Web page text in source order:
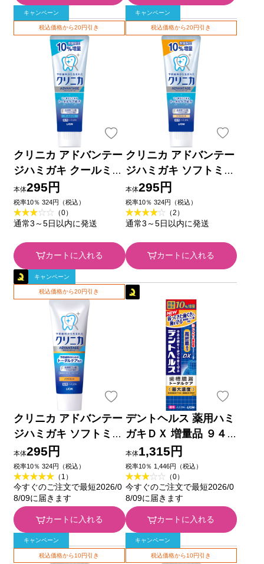
キャンペーン
税込価格から20円引き
クリニカ アドバンテー
ジハミガキ クールミン
ト １０％増量 歯磨き
粉 １４３ｇ ライオン
(医薬部外品)
本体295円
税率10％ 324円（税込）
（0）
通常3～5日以内に発送
カートに入れる
キャンペーン
税込価格から20円引き
クリニカ アドバンテー
ジハミガキ ソフトミン
ト 10％増量 １４３ｇ
ライオン (医薬部外品)
本体295円
税率10％ 324円（税込）
（2）
通常3～5日以内に発送
カートに入れる
キャンペーン
税込価格から20円引き
クリニカ アドバンテー
ジハミガキ ソフトミン
ト タテ型 歯磨き粉 １
３０ｇ ライオン (医薬
部外品)
本体295円
税率10％ 324円（税込）
（1）
今すぐのご注文で最短2026/0
8/09に届きます
カートに入れる
デントヘルス 薬用ハミ
ガキＤＸ 増量品 ９４
ｇ ライオン (医薬部外
品)
本体1,315円
税率10％ 1,446円（税込）
（0）
今すぐのご注文で最短2026/0
8/09に届きます
カートに入れる
キャンペーン
税込価格から10円引き
キャンペーン
税込価格から10円引き